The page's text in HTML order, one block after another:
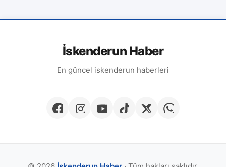
İskenderun Haber
En güncel iskenderun haberleri